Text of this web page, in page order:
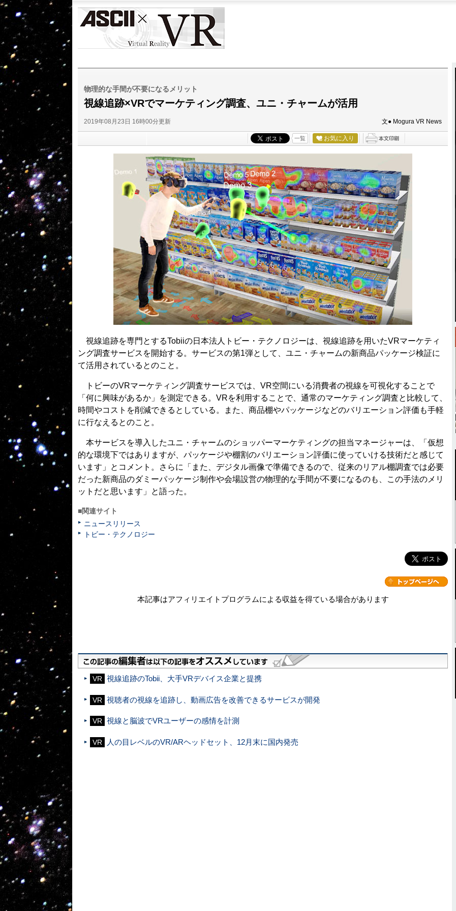
物理的な手間が不要になるメリット
視線追跡×VRでマーケティング調査、ユニ・チャームが活用
2019年08月23日 16時00分更新 文● Mogura VR News
一覧 お気に入り
視線追跡を専門とするTobiiの日本法人トビー・テクノロジーは、視線追跡を用いたVRマーケティ
ング調査サービスを開始する。サービスの第1弾として、ユニ・チャームの新商品パッケージ検証に
て活用されているとのこと。
トビーのVRマーケティング調査サービスでは、VR空間にいる消費者の視線を可視化することで
「何に興味があるか」を測定できる。VRを利用することで、通常のマーケティング調査と比較して、
時間やコストを削減できるとしている。また、商品棚やパッケージなどのバリエーション評価も手軽
に行なえるとのこと。
本サービスを導入したユニ・チャームのショッパーマーケティングの担当マネージャーは、「仮想
的な環境下ではありますが、パッケージや棚割のバリエーション評価に使っていける技術だと感じて
います」とコメント。さらに「また、デジタル画像で準備できるので、従来のリアル棚調査では必要
だった新商品のダミーパッケージ制作や会場設営の物理的な手間が不要になるのも、この手法のメリ
ットだと思います」と語った。
■関連サイト
ニュースリリース
トビー・テクノロジー
本記事はアフィリエイトプログラムによる収益を得ている場合があります
VR 視線追跡のTobii、大手VRデバイス企業と提携
VR 視聴者の視線を追跡し、動画広告を改善できるサービスが開発
VR 視線と脳波でVRユーザーの感情を計測
VR 人の目レベルのVR/ARヘッドセット、12月末に国内発売